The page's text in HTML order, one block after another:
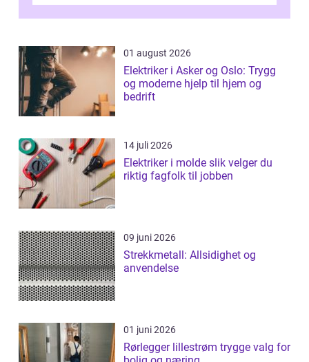
01 august 2026
Elektriker i Asker og Oslo: Trygg
og moderne hjelp til hjem og
bedrift
14 juli 2026
Elektriker i molde slik velger du
riktig fagfolk til jobben
09 juni 2026
Strekkmetall: Allsidighet og
anvendelse
01 juni 2026
Rørlegger lillestrøm trygge valg for